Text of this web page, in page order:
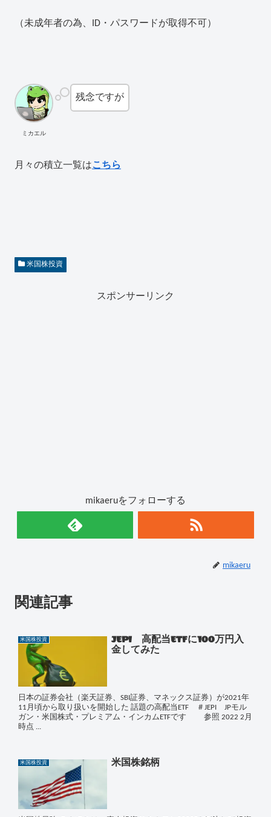
（未成年者の為、ID・パスワードが取得不可）
ミカエル
残念ですが
月々の積立一覧はこちら
米国株投資
スポンサーリンク
mikaeruをフォローする
mikaeru
関連記事
米国株投資
JEPI 高配当ETFに100万円入
金してみた
日本の証券会社（楽天証券、SBI証券、マネックス証券）が2021年
11月頃から取り扱いを開始した 話題の高配当ETF ＃JEPI JPモル
ガン・米国株式・プレミアム・インカムETFです 参照 2022 2月
時点 ...
米国株投資 米国株銘柄